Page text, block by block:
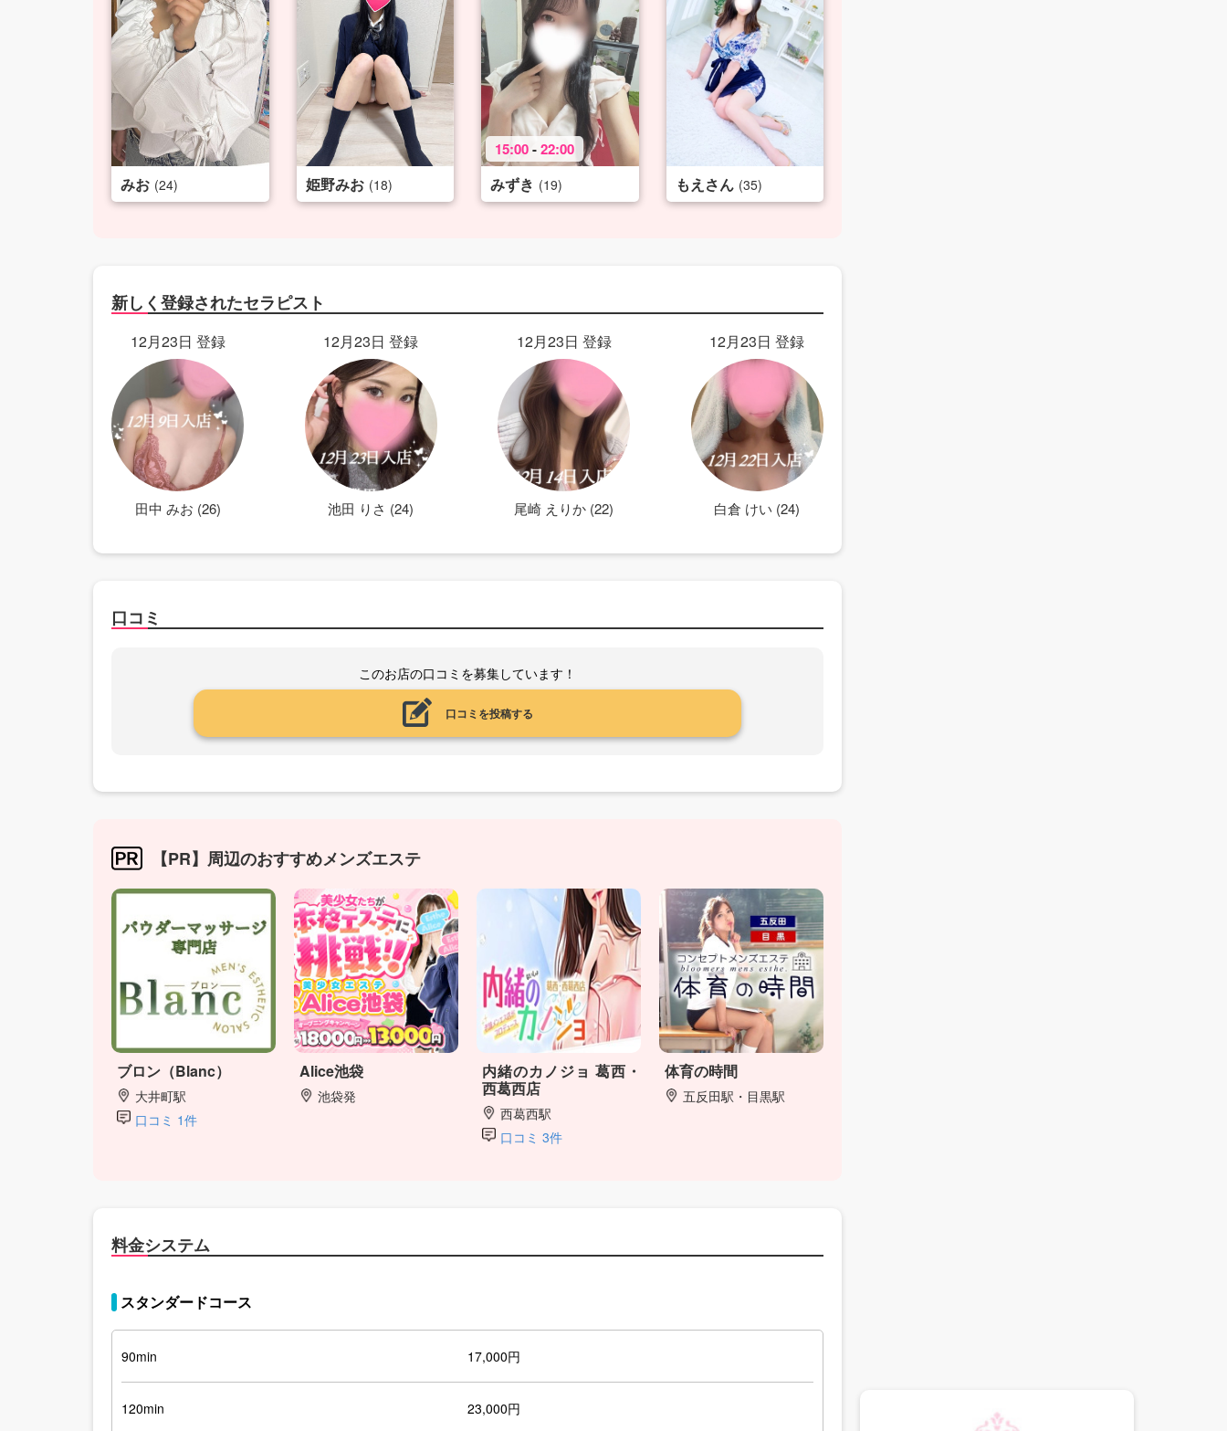
みお (24) 姫野みお (18)
15:00-22:00
みずき (19) もえさん (35)
新しく登録されたセラピスト
12月23日 登録
田中 みお (26)
12月23日 登録
池田 りさ (24)
12月23日 登録
尾崎 えりか (22)
12月23日 登録
白倉 けい (24)
口コミ
このお店の口コミを募集しています！
口コミを投稿する
【PR】周辺のおすすめメンズエステ
ブロン（Blanc）
大井町駅
口コミ 1件
Alice池袋
池袋発
内緒のカノジョ 葛西・
西葛西店
西葛西駅
口コミ 3件
体育の時間
五反田駅・目黒駅
料金システム
スタンダードコース
90min 17,000円
120min 23,000円